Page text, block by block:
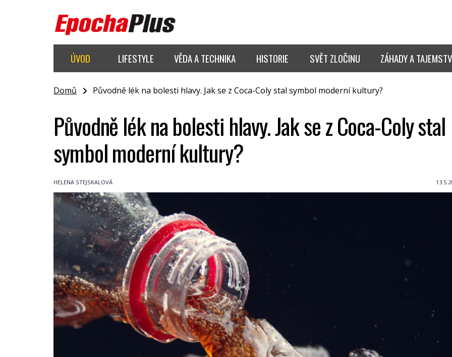
ÚVOD LIFESTYLE VĚDA A TECHNIKA HISTORIE SVĚT ZLOČINU ZÁHADY A
Domů Původně lék na bolesti hlavy. Jak se z Coca-Coly stal symbol moderní kultury?
Původně lék na bolesti hlavy. Jak se z Coca-Coly stal
symbol moderní kultury?
HELENA STEJSKALOVÁ